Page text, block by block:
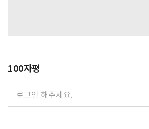
100자평